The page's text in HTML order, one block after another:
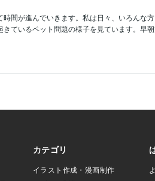
間が進んでいきます。私は日々、いろんな
ているペット問題の様子を見ています。早